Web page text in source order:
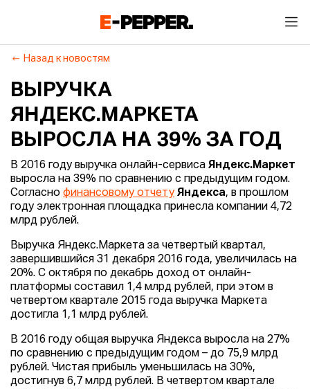
Назад к новостям
ВЫРУЧКА
ЯНДЕКС.МАРКЕТА
ВЫРОСЛА НА 39% ЗА ГОД
В 2016 году выручка онлайн-сервиса Яндекс.Маркет
выросла на 39% по сравнению с предыдущим годом.
Согласно финансовому отчету Яндекса, в прошлом
году электронная площадка принесла компании 4,72
млрд рублей.
Выручка Яндекс.Маркета за четвертый квартал,
завершившийся 31 декабря 2016 года, увеличилась на
20%. С октября по декабрь доход от онлайн-
платформы составил 1,4 млрд рублей, при этом в
четвертом квартале 2015 года выручка Маркета
достигла 1,1 млрд рублей.
В 2016 году общая выручка Яндекса выросла на 27%
по сравнению с предыдущим годом – до 75,9 млрд
рублей. Чистая прибыль уменьшилась на 30%,
достигнув 6,7 млрд рублей. В четвертом квартале